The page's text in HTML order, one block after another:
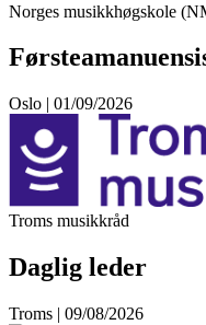
Norges musikkhøgskole
Oslo | 01/09/2026
Troms musikkråd
Daglig leder
Troms | 09/08/2026